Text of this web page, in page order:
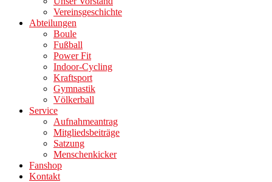
Vereinsgeschichte
Abteilungen
Boule
Fußball
Power Fit
Indoor-Cycling
Kraftsport
Gymnastik
Völkerball
Service
Aufnahmeantrag
Mitgliedsbeiträge
Satzung
Menschenkicker
Fanshop
Kontakt